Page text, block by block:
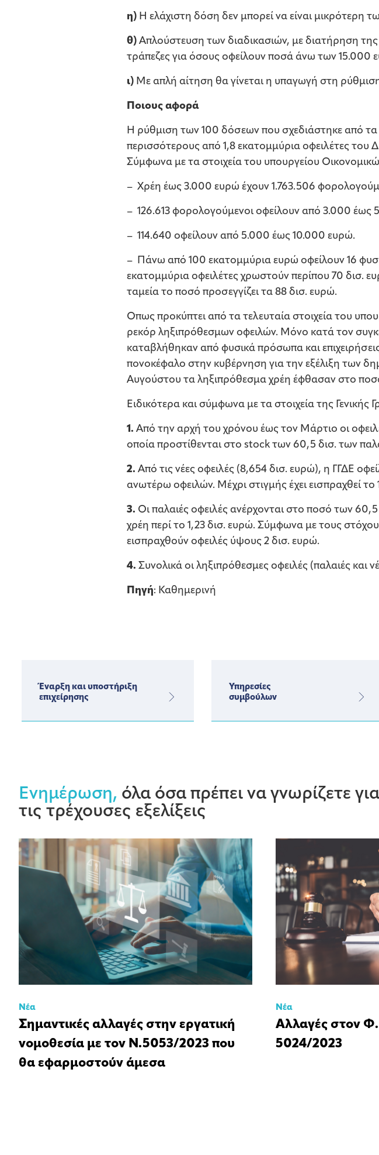
η) Η ελάχιστη δόση δεν μπορεί να είναι μικρότερη
θ) Απλούστευση των διαδικασιών, με διατήρηση
τράπεζες για όσους οφείλουν ποσά άνω των 15.000
ι) Με απλή αίτηση θα γίνεται η υπαγωγή στη
Ποιους αφορά
Η ρύθμιση των 100 δόσεων που σχεδιάστηκε από
περισσότερους από 1,8 εκατομμύρια οφειλέτες του
Σύμφωνα με τα στοιχεία του υπουργείου
– Χρέη έως 3.000 ευρώ έχουν 1.763.506
– 126.613 φορολογούμενοι οφείλουν από 3.000 έως
– 114.640 οφείλουν από 5.000 έως 10.000 ευρώ.
– Πάνω από 100 εκατομμύρια ευρώ οφείλουν 16
εκατομμύρια οφειλέτες χρωστούν περίπου 70 δισ.
ταμεία το ποσό προσεγγίζει τα 88 δισ. ευρώ.
Οπως προκύπτει από τα τελευταία στοιχεία του
ρεκόρ ληξιπρόθεσμων οφειλών. Μόνο κατά τον
καταβλήθηκαν από φυσικά πρόσωπα και
πονοκέφαλο στην κυβέρνηση για την εξέλιξη των
Αυγούστου τα ληξιπρόθεσμα χρέη έφθασαν στο
Ειδικότερα και σύμφωνα με τα στοιχεία της
1. Από την αρχή του χρόνου έως τον Μάρτιο οι
οποία προστίθενται στο stock των 60,5 δισ. των
2. Από τις νέες οφειλές (8,654 δισ. ευρώ), η ΓΓΔΕ
ανωτέρω οφειλών. Μέχρι στιγμής έχει εισπραχθεί το
3. Οι παλαιές οφειλές ανέρχονται στο ποσό των
χρέη περί το 1,23 δισ. ευρώ. Σύμφωνα με τους
εισπραχθούν οφειλές ύψους 2 δισ. ευρώ.
4. Συνολικά οι ληξιπρόθεσμες οφειλές (παλαιές και
Πηγή: Καθημερινή
Έναρξη και υποστήριξη
επιχείρησης
Υπηρεσίες
συμβούλων
Ενημέρωση, όλα όσα πρέπει να γνωρίζετε για
τις τρέχουσες εξελίξεις
Νέα
Σημαντικές αλλαγές στην εργατική
νομοθεσία με τον Ν.5053/2023 που
θα εφαρμοστούν άμεσα
Νέα
Αλλαγές στον
5024/2023